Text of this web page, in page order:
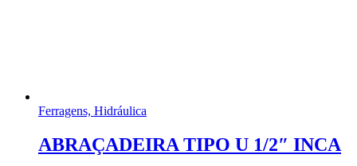
Ferragens, Hidráulica
ABRAÇADEIRA TIPO U 1/2″ INCA